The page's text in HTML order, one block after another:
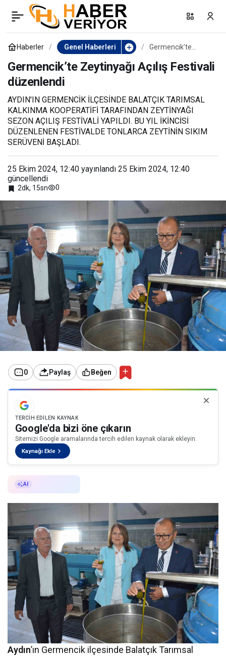
Haberler Genel Haberleri
Germencik’te
Festivali düzenlendi
Germencik’te Zeytinyağı Açılış Festivali
düzenlendi
AYDIN'IN GERMENCİK İLÇESİNDE BALATÇIK TARIMSAL
KALKINMA KOOPERATİFİ TARAFINDAN ZEYTİNYAĞI
SEZON AÇILIŞ FESTİVALİ YAPILDI. BU YIL İKİNCİSİ
DÜZENLENEN FESTİVALDE TONLARCA ZEYTİNİN SIKIM
SERÜVENİ BAŞLADI.
25 Ekim 2024, 12:40 yayınlandı 25 Ekim 2024, 12:40
güncellendi
2dk, 15sn 0
0 Paylaş Beğen
TERCIH EDILEN KAYNAK
Google'da bizi öne çıkarın
Sitemizi Google aramalarında tercih edilen kaynak olarak ekleyin.
Kaynağı Ekle
AI
Aydın’ın Germencik ilçesinde Balatçık Tarımsal
Kıyı Ege Belediyeler Birliği
terör saldırısını kınadı
Paylaş